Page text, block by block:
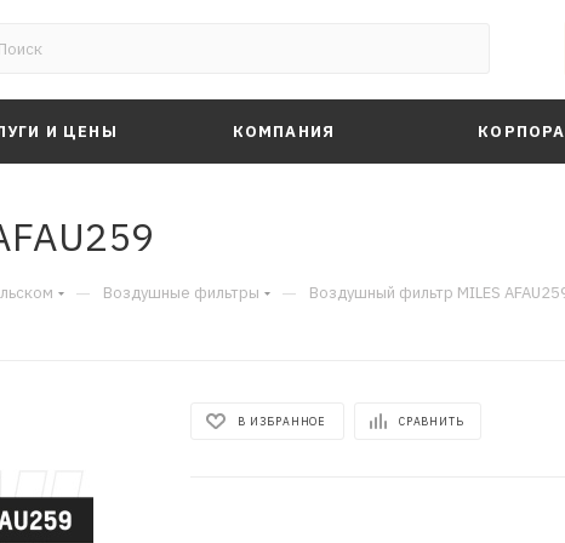
И ЦЕНЫ КОМПАНИЯ
— Воздушные фильтры — Воздушный фильтр MILES
В ИЗБРАННОЕ СРАВНИТЬ